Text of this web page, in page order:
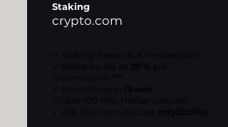
Staking
crypto.com
✓ Staking-Rewards & Handelsplatz
✓ Rewards: Bis zu 20 % p.a.
(Promotions) ***
✓ Einrichtung in 15 min
✓ über 100 Mio. Nutzer weltweit
✓ 25€ Startbonus (Code tnty3xs55u